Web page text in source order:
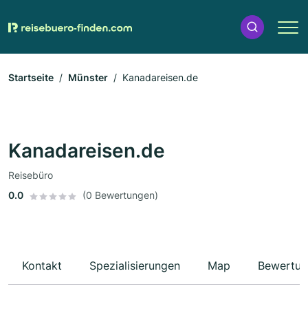
Startseite Münster Kanadareisen.de
Kanadareisen.de
Reisebüro
0.0
(0 Bewertungen)
Kontakt Spezialisierungen Map